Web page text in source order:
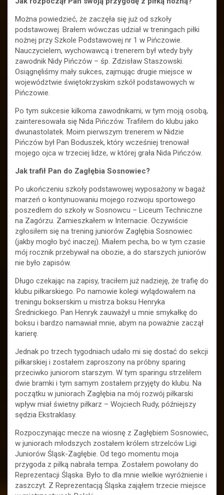
Można powiedzieć, że zaczęła się już od szkoły
podstawowej. Brałem wówczas udział w treningach piłki
nożnej przy Szkole Podstawowej nr 1 w Pińczowie.
Nauczycielem, wychowawcą i trenerem był wtedy były
zawodnik Nidy Pińczów – śp. Zdzisław Staszowski.
Osiągnęliśmy mały sukces, zajmując drugie miejsce w
województwie świętokrzyskim szkół podstawowych w
Pińczowie.
Po tym sukcesie kilkoma zawodnikami, w tym moją osobą,
zainteresowała się Nida Pińczów. Trafiłem do klubu jako
dwunastolatek. Moim pierwszym trenerem w Nidzie
Pińczów był Pan Boduszek, który wcześniej trenował
mojego ojca w trzeciej lidze, w której grała Nida Pińczów.
Jak trafił Pan do Zagłębia Sosnowiec?
Po ukończeniu szkoły podstawowej wyposażony w bagaż
marzeń o kontynuowaniu mojego rozwoju sportowego
poszedłem do szkoły w Sosnowcu – Liceum Techniczne
na Zagórzu. Zamieszkałem w Internacie. Oczywiście
zgłosiłem się na trening juniorów Zagłębia Sosnowiec
(jakby mogło być inaczej). Miałem pecha, bo w tym czasie
mój rocznik przebywał na obozie, a do starszych juniorów
nie było zapisów.
Długo czekając na zapisy, traciłem już nadzieję, że trafię do
klubu piłkarskiego. Po namowie kolegi wylądowałem na
treningu bokserskim u mistrza boksu Henryka
Średnickiego. Pan Henryk zauważył u mnie smykałkę do
boksu i bardzo namawiał mnie, abym na poważnie zaczął
karierę.
Jednak po trzech tygodniach udało mi się dostać do sekcji
piłkarskiej i zostałem zaproszony na próbny sparing
przeciwko juniorom starszym. W tym sparingu strzeliłem
dwie bramki i tym samym zostałem przyjęty do klubu. Na
początku w juniorach Zagłębia na mój rozwój piłkarski
wpływ miał świetny piłkarz – Wojciech Rudy, późniejszy
sędzia Ekstraklasy.
Rozpoczynając mecze na wiosnę z Zagłębiem Sosnowiec,
w juniorach młodszych zostałem królem strzelców Ligi
Juniorów Śląsk-Zagłębie. Od tego momentu moja
przygoda z piłką nabrała tempa. Zostałem powołany do
Reprezentacji Śląska. Było to dla mnie wielkie wyróżnienie i
zaszczyt. Z Reprezentacją Śląska zająłem trzecie miejsce